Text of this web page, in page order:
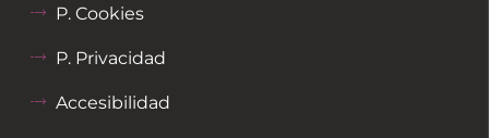
P. Cookies
P. Privacidad
Accesibilidad